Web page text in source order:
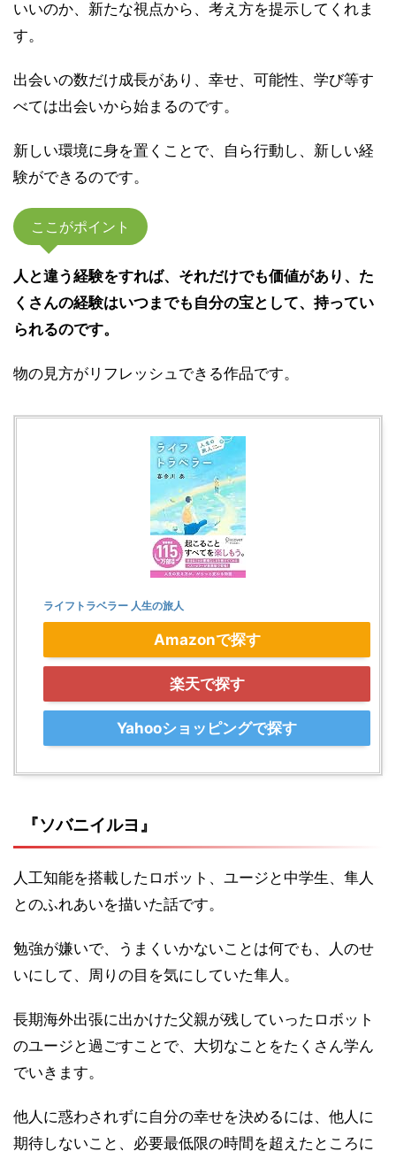
いいのか、新たな視点から、考え方を提示してくれま
す。
出会いの数だけ成長があり、幸せ、可能性、学び等す
べては出会いから始まるのです。
新しい環境に身を置くことで、自ら行動し、新しい経
験ができるのです。
ここがポイント
人と違う経験をすれば、それだけでも価値があり、た
くさんの経験はいつまでも自分の宝として、持ってい
られるのです。
物の見方がリフレッシュできる作品です。
ライフトラベラー 人生の旅人
Amazonで探す
楽天で探す
Yahooショッピングで探す
『ソバニイルヨ』
人工知能を搭載したロボット、ユージと中学生、隼人
とのふれあいを描いた話です。
勉強が嫌いで、うまくいかないことは何でも、人のせ
いにして、周りの目を気にしていた隼人。
長期海外出張に出かけた父親が残していったロボット
のユージと過ごすことで、大切なことをたくさん学ん
でいきます。
他人に惑わされずに自分の幸せを決めるには、他人に
期待しないこと、必要最低限の時間を超えたところに